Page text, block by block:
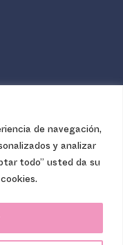
de navegación,
y analizar
todo” usted da su
médicos. Nuestros
en la difusión de
de aborto seguro
no tienen costo